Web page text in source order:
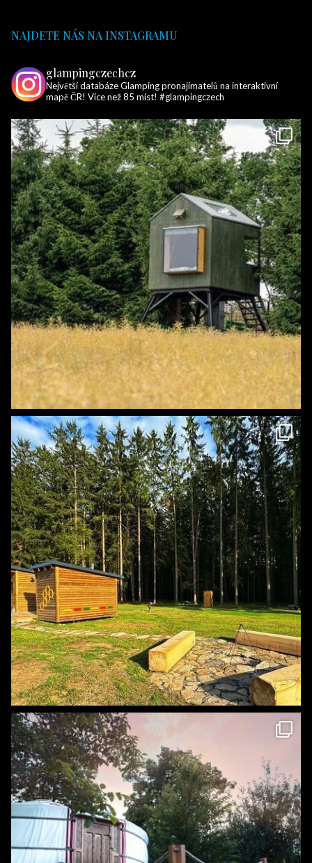
NAJDETE NÁS NA INSTAGRAMU
glampingczechcz
Největší databáze Glamping pronajímatelů na interaktivní
mapě ČR! Více než 85 míst! #glampingczech